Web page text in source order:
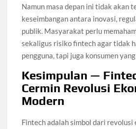
Namun masa depan ini tidak akan
keseimbangan antara inovasi,
publik. Masyarakat perlu
sekaligus risiko fintech agar tidak
pengguna, tapi juga konsumen yang
Kesimpulan —
Cermin Revolusi
Modern
Fintech adalah simbol dari revolusi